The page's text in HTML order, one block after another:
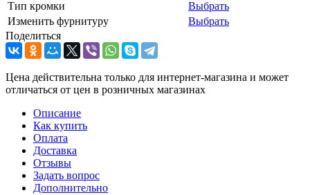
Тип кромки
Выбрать
Изменить фурнитуру
Выбрать
Поделиться
Цена действительна только для интернет-магазина и может
отличаться от цен в розничных магазинах
Описание
Как купить
Оплата
Доставка
Отзывы
Задать вопрос
Дополнительно